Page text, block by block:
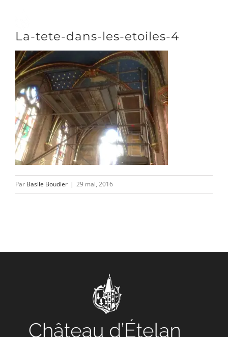
contenu
DÉCOUVRIR
VENIR
NOUS SUIVRE
L’ASSOCIATION
La-tete-dans-les-etoiles-4
Par Basile Boudier | 29 mai, 2016